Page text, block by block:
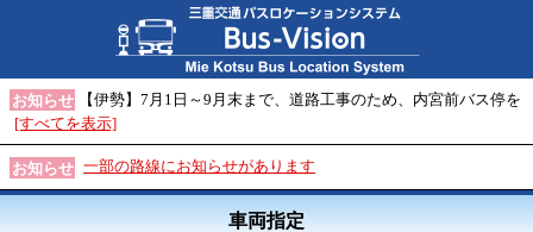
お知らせ
【伊勢】7月1日～9月末まで、道路工事のため、内宮前バス停を
[すべてを表示]
お知らせ 一部の路線にお知らせがあります
車両指定